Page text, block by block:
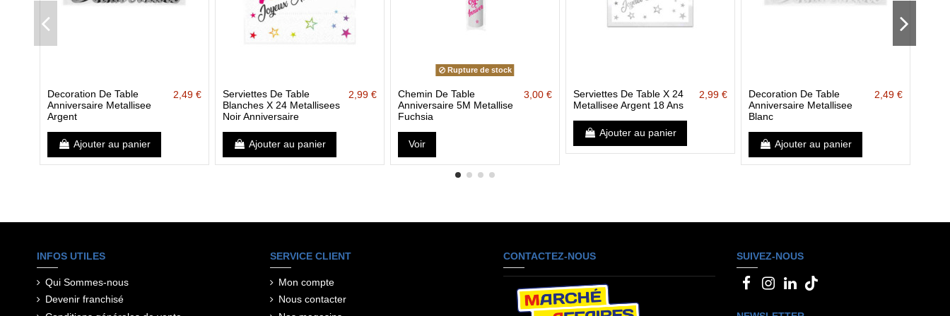
Decoration De Table
Anniversaire Metallisee
Argent
2,49 €
Ajouter au panier
Serviettes De Table
Blanches X 24 Metallisees
Noir Anniversaire
2,99 €
Ajouter au panier
Rupture de stock
Chemin De Table
Anniversaire 5M Metallise
Fuchsia
3,00 €
Voir
Serviettes De Table X 24
Metallisee Argent 18 Ans
2,99 €
Ajouter au panier
Decoration De Table
Anniversaire Metallisee
Blanc
2,49 €
Ajouter au panier
INFOS UTILES
Qui Sommes-nous
Devenir franchisé
SERVICE CLIENT
Mon compte
Nous contacter
CONTACTEZ-NOUS SUIVEZ-NOUS